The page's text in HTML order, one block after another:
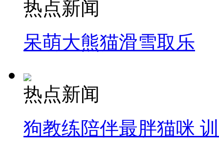
热点新闻
呆萌大熊猫滑雪取乐
热点新闻
狗教练陪伴最胖猫咪